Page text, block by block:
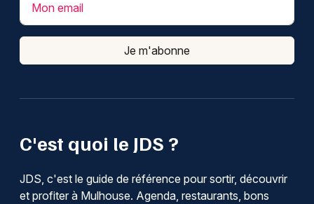
C'est quoi le JDS ?
JDS, c'est le guide de référence pour sortir, découvrir
et profiter à Mulhouse. Agenda, restaurants, bons
Mon email
Je m'abonne